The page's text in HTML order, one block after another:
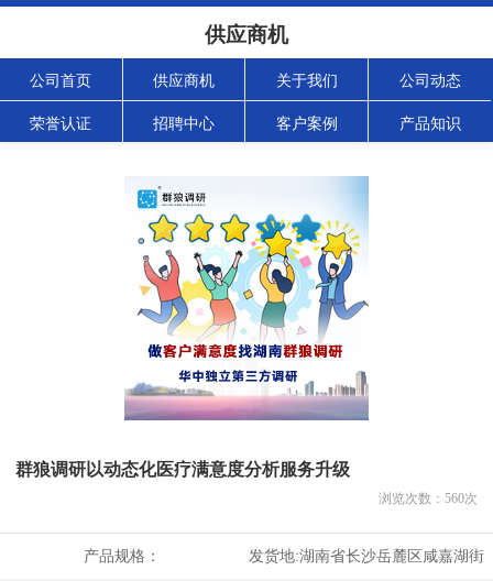
供应商机
公司首页 供应商机 关于我们 公司动态
荣誉认证 招聘中心 客户案例 产品知识
群狼调研以动态化医疗满意度分析服务升级
浏览次数： 560次
产品规格： 发货地:湖南省长沙岳麓区咸嘉湖街